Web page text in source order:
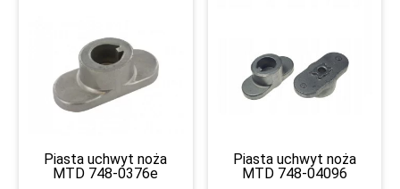
Piasta uchwyt noża
MTD 748-0376e
Piasta uchwyt noża
MTD 748-04096